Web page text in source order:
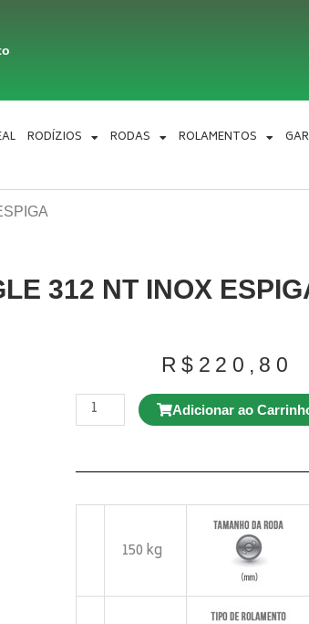
RODÍZIOS RODAS ROLAMENTOS
312 NT INOX
R$ 220,80
Rodízio
GLE
312
c/
Adicionar ao
150 kg